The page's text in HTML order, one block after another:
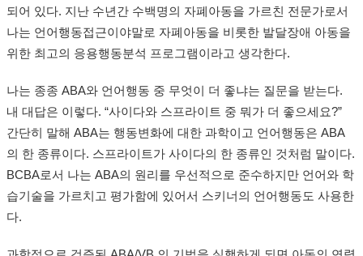
되어 있다. 지난 수년간 수백명의 자폐아동을 가르친 전문가로서
나는 언어행동접근이야말로 자폐아동을 비롯한 발달장애 아동을
위한 최고의 응용행동분석 프로그램이라고 생각한다.
나는 종종 ABA와 언어행동 중 무엇이 더 좋냐는 질문을 받는다.
내 대답은 이렇다. “사이다와 스프라이트 중 뭐가 더 좋으세요?”
간단히 말해 ABA는 행동변화에 대한 과학이고 언어행동은 ABA
의 한 종류이다. 스프라이트가 사이다의 한 종류인 것처럼 말이다.
BCBA로서 나는 ABA의 원리를 우선적으로 준수하지만 언어와 학
습기술을 가르치고 평가함에 있어서 스키너의 언어행동도 사용한
다.